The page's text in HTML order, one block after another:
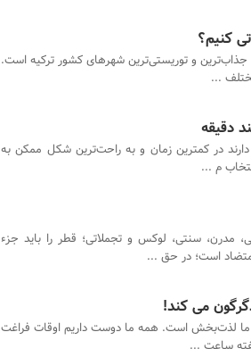
کنیم؟
جذاب‌ترین و توریستی‌ترین شهرهای کشور ترکیه است.
...
دقیقه
در کمترین زمان و به راحت‌ترین شکل ممکن به
م ...
مدرن، سنتی، لوکس و تجملاتی؛ قطر را باید جزء
است؛ در حق ...
می کند!
لذت‌بخش است. همه ما دوست داریم اوقات فراغت
ساعت ...